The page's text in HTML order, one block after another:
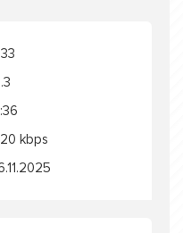
kbps